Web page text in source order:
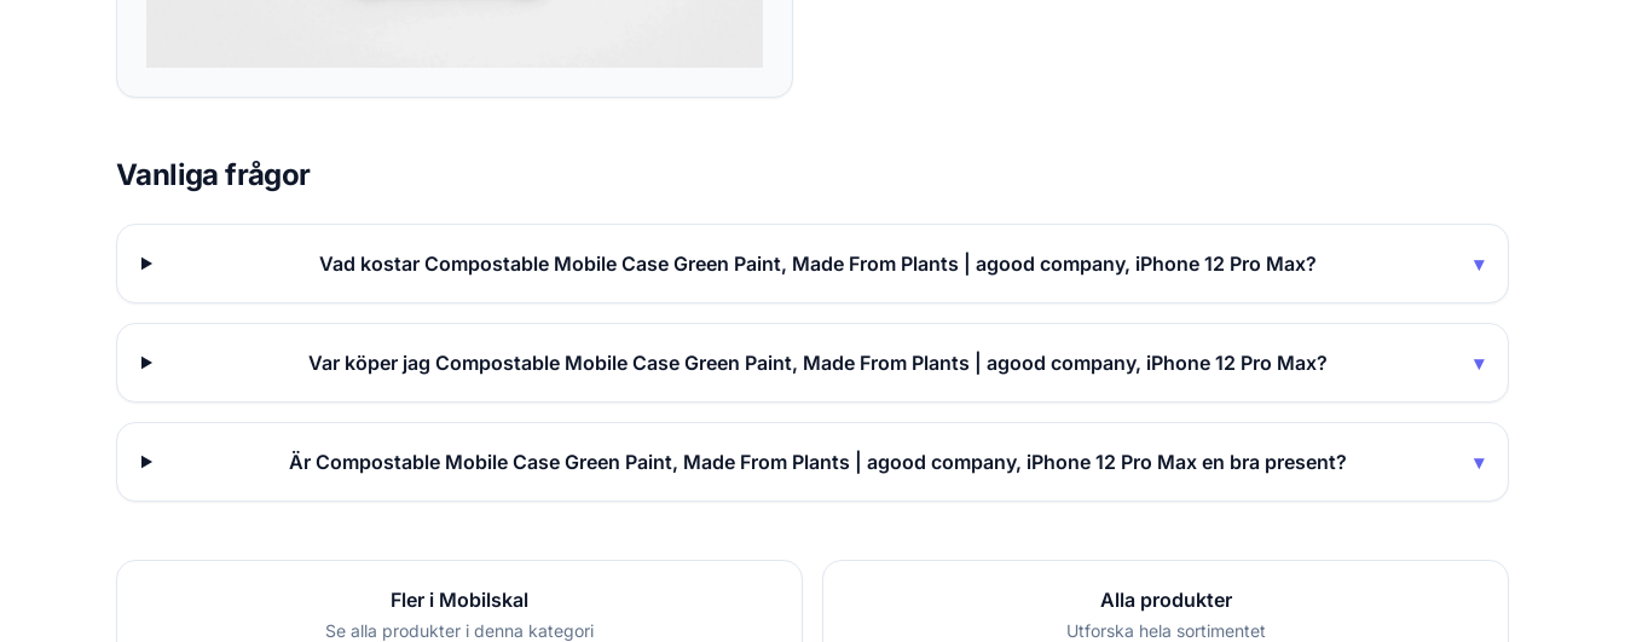
Vanliga frågor
Vad kostar Compostable Mobile Case Green Paint, Made From Plants | agood company, iPhone 12 Pro Max? ▾
Var köper jag Compostable Mobile Case Green Paint, Made From Plants | agood company, iPhone 12 Pro Max? ▾
Är Compostable Mobile Case Green Paint, Made From Plants | agood company, iPhone 12 Pro Max en bra present? ▾
Fler i Mobilskal
Se alla produkter i denna kategori
Alla produkter
Utforska hela sortimentet